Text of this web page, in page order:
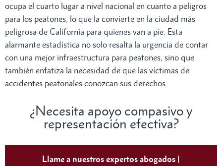
ocupa el cuarto lugar a nivel nacional en cuanto a peligros
para los peatones, lo que la convierte en la ciudad más
peligrosa de California para quienes van a pie. Esta
alarmante estadística no solo resalta la urgencia de contar
con una mejor infraestructura para peatones, sino que
también enfatiza la necesidad de que las víctimas de
accidentes peatonales conozcan sus derechos.
¿Necesita apoyo compasivo y
representación efectiva?
Llame a nuestros expertos abogados |